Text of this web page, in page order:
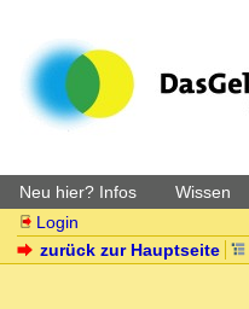
Neu hier? Infos Wissen
Login
zurück zur Hauptseite